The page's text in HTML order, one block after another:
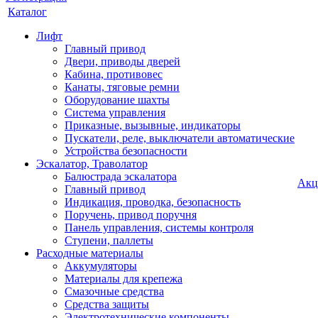
Каталог
Лифт
Главный привод
Двери, приводы дверей
Кабина, противовес
Канаты, тяговые ремни
Оборудование шахты
Система управления
Приказные, вызывные, индикаторы
Пускатели, реле, выключатели автоматические
Устройства безопасности
Эскалатор, Траволатор
Балюстрада эскалатора
Главный привод
Индикация, проводка, безопасность
Поручень, привод поручня
Панель управления, системы контроля
Ступени, паллеты
Расходные материалы
Аккумуляторы
Материалы для крепежа
Смазочные средства
Средства защиты